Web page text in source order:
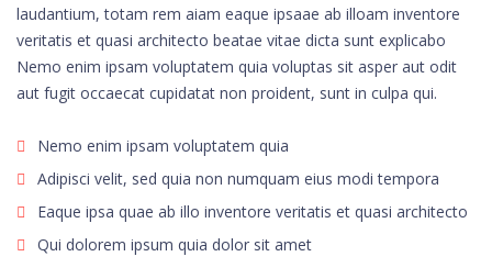
laudantium, totam rem aiam eaque ipsaae ab illoam inventore
veritatis et quasi architecto beatae vitae dicta sunt explicabo
Nemo enim ipsam voluptatem quia voluptas sit asper aut odit
aut fugit occaecat cupidatat non proident, sunt in culpa qui.
Nemo enim ipsam voluptatem quia
Adipisci velit, sed quia non numquam eius modi tempora
Eaque ipsa quae ab illo inventore veritatis et quasi architecto
Qui dolorem ipsum quia dolor sit amet